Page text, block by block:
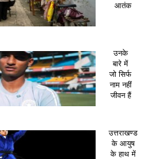
आतंक
उनके
बारे में
जो सिर्फ
नाम नहीं
जीवन हैं
उत्तराखण्ड
के आयुष
के हाथ में